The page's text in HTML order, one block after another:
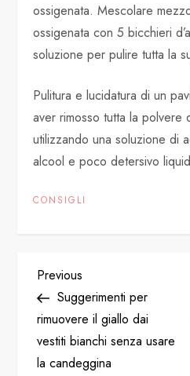
ossigenata. Mescolare
ossigenata con 5 bicchieri
soluzione per pulire tutta la
Pulitura e lucidatura di un
aver rimosso tutta la polvere
utilizzando una soluzione di
alcool e poco detersivo
CONSIGLI
P
o
s
Previous
Post
Previous
Suggerimenti per
rimuovere il giallo dai
vestiti bianchi senza usare
la candeggina